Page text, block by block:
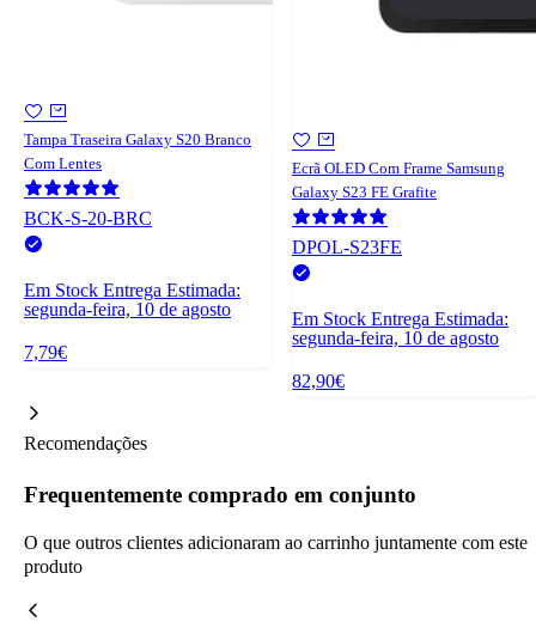
Tampa Traseira Galaxy S20 Branco
Com Lentes
BCK-S-20-BRC
Em Stock Entrega Estimada:
segunda-feira, 10 de agosto
7,79€
Ecrã OLED Com Frame Samsung
Galaxy S23 FE Grafite
DPOL-S23FE
Em Stock Entrega Estimada:
segunda-feira, 10 de agosto
82,90€
Recomendações
Frequentemente comprado em conjunto
O que outros clientes adicionaram ao carrinho juntamente com este
produto